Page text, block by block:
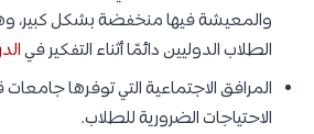
والمعيشة فيها منخفضة بشكل كبير،
الطلاب الدوليين دائمًا أثناء التفكير في
المرافق الاجتماعية التي توفرها
الاحتياجات الضرورية للطلاب.